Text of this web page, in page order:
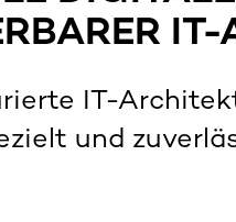
IT-
IT-
und